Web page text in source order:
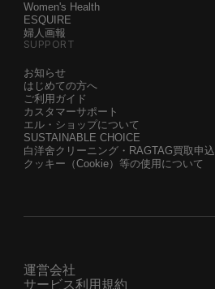
Women's Health
ESQUIRE
婦人画報
SUPPORT
お知らせ
はじめての方へ
ご利用ガイド
カスタマーサポート
エル・ショップについて
SUSTAINABLE CHOICE
白洋舍クリーニング・RAGTAG買取申込
クッキー（Cookie）等の使用について
運営会社
サービス利用規約